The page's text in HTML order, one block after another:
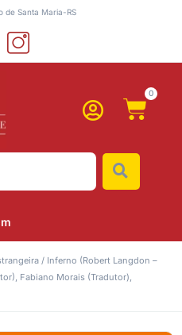
de Santa Maria-RS
0
/ Inferno (Robert Langdon –
Fabiano Morais (Tradutor),